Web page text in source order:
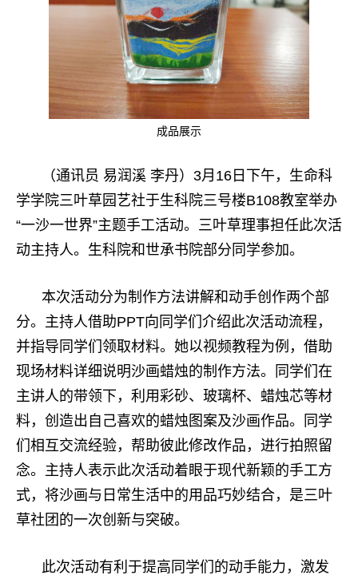
成品展示
（通讯员 易润溪 李丹）3月16日下午，生命科
学学院三叶草园艺社于生科院三号楼B108教室举办
“一沙一世界”主题手工活动。三叶草理事担任此次活
动主持人。生科院和世承书院部分同学参加。
本次活动分为制作方法讲解和动手创作两个部
分。主持人借助PPT向同学们介绍此次活动流程，
并指导同学们领取材料。她以视频教程为例，借助
现场材料详细说明沙画蜡烛的制作方法。同学们在
主讲人的带领下，利用彩砂、玻璃杯、蜡烛芯等材
料，创造出自己喜欢的蜡烛图案及沙画作品。同学
们相互交流经验，帮助彼此修改作品，进行拍照留
念。主持人表示此次活动着眼于现代新颖的手工方
式，将沙画与日常生活中的用品巧妙结合，是三叶
草社团的一次创新与突破。
此次活动有利于提高同学们的动手能力，激发